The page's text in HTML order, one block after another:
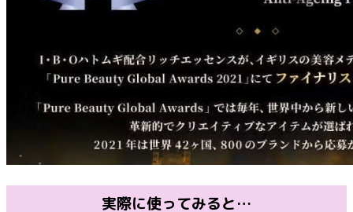
実際に使ってみると…